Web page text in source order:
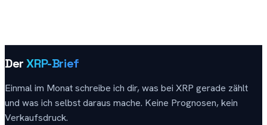
DerXRP-Brief
Einmal im Monat schreibe ich dir, was bei XRP gerade zählt
und was ich selbst daraus mache. Keine Prognosen, kein
Verkaufsdruck.